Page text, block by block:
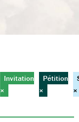
Invitation
×
Pétition
×
×